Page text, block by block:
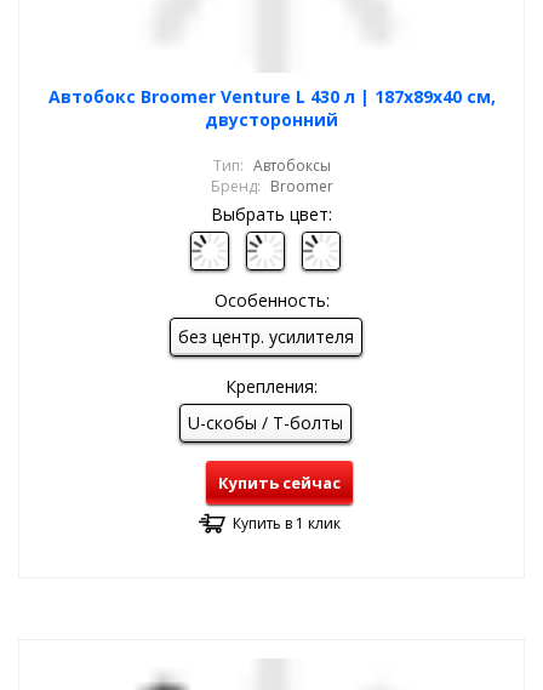
Автобокс Broomer Venture L 430 л | 187х89х40 см,
двусторонний
Тип: Автобоксы
Бренд: Broomer
Выбрать цвет:
Особенность:
без центр. усилителя
Крепления:
U-скобы / T-болты
Купить сейчас
Купить в 1 клик